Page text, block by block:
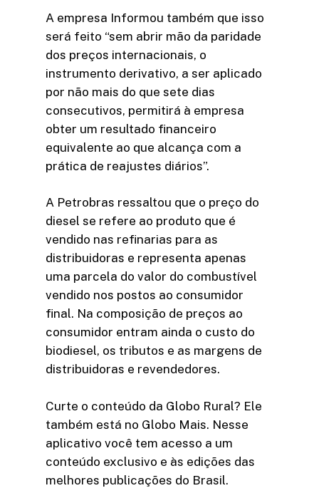
A empresa Informou também que isso
será feito “sem abrir mão da paridade
dos preços internacionais, o
instrumento derivativo, a ser aplicado
por não mais do que sete dias
consecutivos, permitirá à empresa
obter um resultado financeiro
equivalente ao que alcança com a
prática de reajustes diários”.
A Petrobras ressaltou que o preço do
diesel se refere ao produto que é
vendido nas refinarias para as
distribuidoras e representa apenas
uma parcela do valor do combustível
vendido nos postos ao consumidor
final. Na composição de preços ao
consumidor entram ainda o custo do
biodiesel, os tributos e as margens de
distribuidoras e revendedores.
Curte o conteúdo da Globo Rural? Ele
também está no Globo Mais. Nesse
aplicativo você tem acesso a um
conteúdo exclusivo e às edições das
melhores publicações do Brasil.